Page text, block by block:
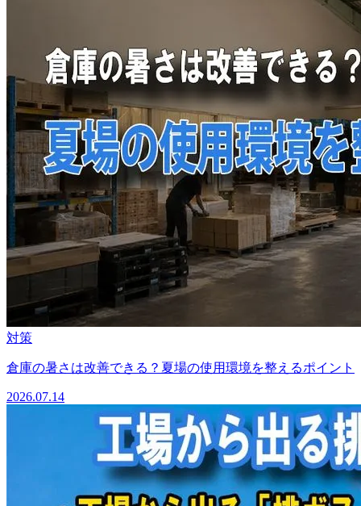
対策
倉庫の暑さは改善できる？夏場の使用環境を整えるポイント
2026.07.14